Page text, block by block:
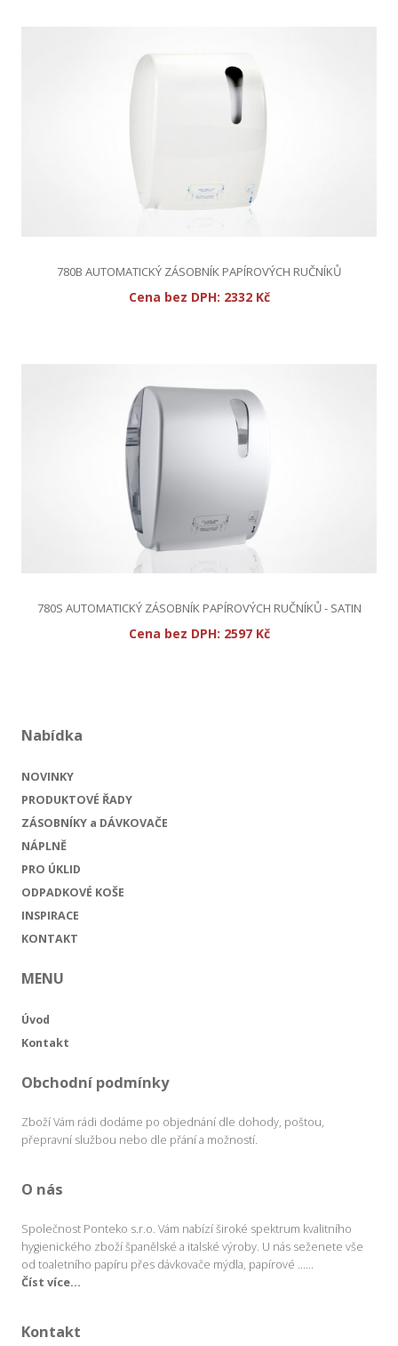
780B AUTOMATICKÝ ZÁSOBNÍK PAPÍROVÝCH RUČNÍKŮ
Cena bez DPH: 2332 Kč
780S AUTOMATICKÝ ZÁSOBNÍK PAPÍROVÝCH RUČNÍKŮ - SATIN
Cena bez DPH: 2597 Kč
Nabídka
NOVINKY
PRODUKTOVÉ ŘADY
ZÁSOBNÍKY a DÁVKOVAČE
NÁPLNĚ
PRO ÚKLID
ODPADKOVÉ KOŠE
INSPIRACE
KONTAKT
MENU
Úvod
Kontakt
Obchodní podmínky
Zboží Vám rádi dodáme po objednání dle dohody, poštou,
přepravní službou nebo dle přání a možností.
O nás
Společnost Ponteko s.r.o. Vám nabízí široké spektrum kvalitního
hygienického zboží španělské a italské výroby. U nás seženete vše
od toaletního papíru přes dávkovače mýdla, papírové ......
Číst více...
Kontakt